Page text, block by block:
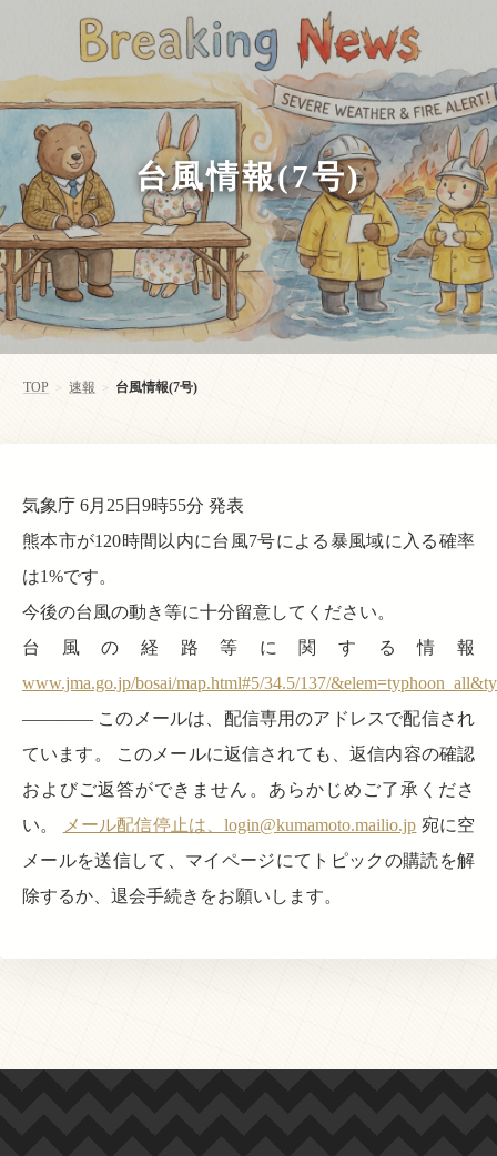
台風情報(7号)
TOP > 速報 > 台風情報(7号)
気象庁 6月25日9時55分 発表
熊本市が120時間以内に台風7号による暴風域に入る確率
は1%です。
今後の台風の動き等に十分留意してください。
台風の経路等に関する情報
www.jma.go.jp/bosai/map.html#5/34.5/137/
———— このメールは、配信専用のアドレスで配信され
ています。 このメールに返信されても、返信内容の確認
およびご返答ができません。あらかじめご了承くださ
い。
メール配信停止は、login@kumamoto.mailio.jp 宛に空
メールを送信して、マイページにてトピックの購読を解
除するか、退会手続きをお願いします。